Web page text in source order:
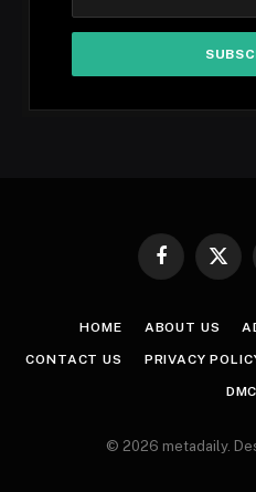
Facebook
X
HOME ABOUT US
CONTACT US PRIVACY
© 2026 metadaily.